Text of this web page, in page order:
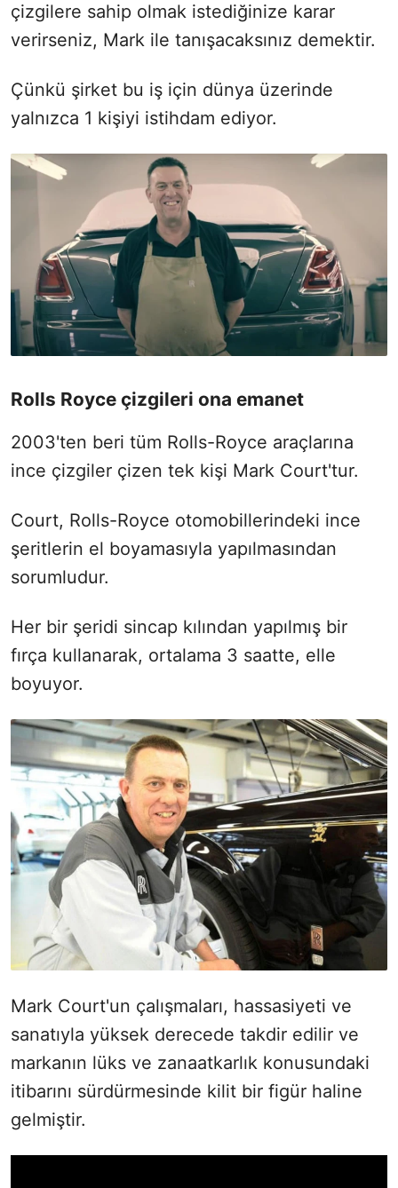
çizgilere sahip olmak istediğinize karar
verirseniz, Mark ile tanışacaksınız demektir.
Çünkü şirket bu iş için dünya üzerinde
yalnızca 1 kişiyi istihdam ediyor.
Rolls Royce çizgileri ona emanet
2003'ten beri tüm Rolls-Royce araçlarına
ince çizgiler çizen tek kişi Mark Court'tur.
Court, Rolls-Royce otomobillerindeki ince
şeritlerin el boyamasıyla yapılmasından
sorumludur.
Her bir şeridi sincap kılından yapılmış bir
fırça kullanarak, ortalama 3 saatte, elle
boyuyor.
Mark Court'un çalışmaları, hassasiyeti ve
sanatıyla yüksek derecede takdir edilir ve
markanın lüks ve zanaatkarlık konusundaki
itibarını sürdürmesinde kilit bir figür haline
gelmiştir.